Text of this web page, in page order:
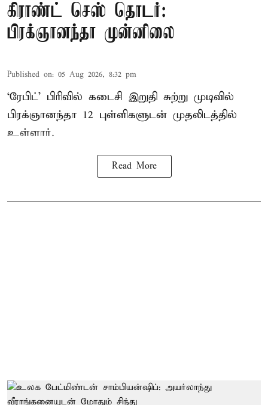
கிராண்ட் செஸ் தொடர்:
பிரக்ஞானந்தா முன்னிலை
Published on: 05 Aug 2026, 8:32 pm
‘ரேபிட்’ பிரிவில் கடைசி இறுதி சுற்று முடிவில்
பிரக்ஞானந்தா 12 புள்ளிகளுடன் முதலிடத்தில்
உள்ளார்.
Read More